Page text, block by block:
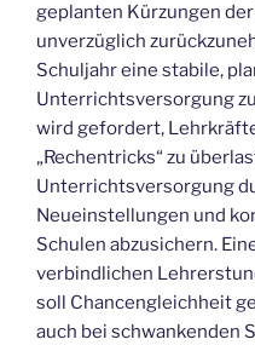
geplanten Kürzungen
unverzüglich
Schuljahr eine stabile,
Unterrichtsversorgung
wird gefordert,
„Rechentricks“ zu
Unterrichtsversorgung
Neueinstellungen und
Schulen abzusichern.
verbindlichen
soll Chancengleichheit
auch bei schwankenden